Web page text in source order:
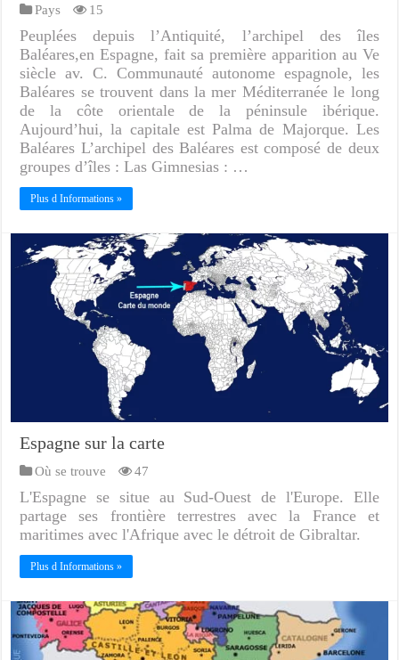
Pays 15
Peuplées depuis l’Antiquité, l’archipel des îles
Baléares,en Espagne, fait sa première apparition au Ve
siècle av. C. Communauté autonome espagnole, les
Baléares se trouvent dans la mer Méditerranée le long
de la côte orientale de la péninsule ibérique.
Aujourd’hui, la capitale est Palma de Majorque. Les
Baléares L’archipel des Baléares est composé de deux
groupes d’îles : Las Gimnesias : …
Plus d Informations »
Espagne sur la carte
Où se trouve 47
L'Espagne se situe au Sud-Ouest de l'Europe. Elle
partage ses frontière terrestres avec la France et
maritimes avec l'Afrique avec le détroit de Gibraltar.
Plus d Informations »